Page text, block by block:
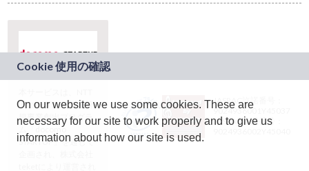
ドコモグループの新
規事業創出プログラ
ム「docomo
STARTUP」を通じて
JASRAC許諾番号：
9024936001Y45037
JASRAC許諾番号：
On our website we use some cookies. These are
necessary for our site to work properly and to give us
information about how our site is used.